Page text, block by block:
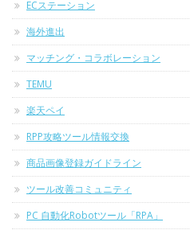
ECステーション
海外進出
マッチング・コラボレーション
TEMU
楽天ペイ
RPP攻略ツール情報交換
商品画像登録ガイドライン
ツール改善コミュニティ
PC 自動化Robotツール「RPA」